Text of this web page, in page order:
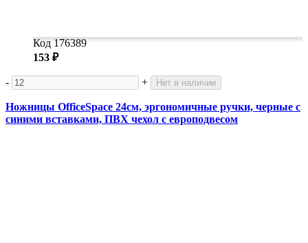
Код 176389
153 ₽
- + Нет в наличии
Ножницы OfficeSpace 24см, эргономичные ручки, черные с
синими вставками, ПВХ чехол с европодвесом